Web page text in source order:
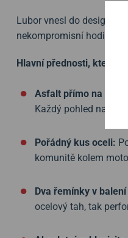
Lubor vnesl do designu
nekompromisní hodinky,
Hlavní přednosti, které
Asfalt přímo na
Každý pohled na
Pořádný kus oceli:
komunitě kolem
Dva řemínky v
ocelový tah, tak